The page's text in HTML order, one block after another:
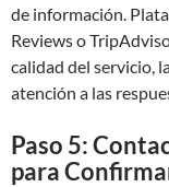
de información.
Reviews o
calidad del servicio,
atención a las
Paso 5:
para